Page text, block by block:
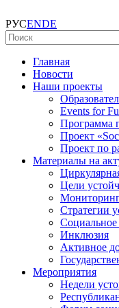
РУСENDE
Главная
Новости
Наши проекты
Events for
Программа
Проект
Проект по
Материалы на
Цели
Стратегии
Социальное
Инклюзия
Активное
Мероприятия
Недели